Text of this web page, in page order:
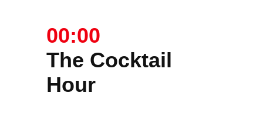
00:00
The Cocktail
Hour